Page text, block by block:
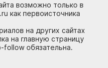
возможно только в
как первоисточника
на других сайтах
на главную страницу
follow обязательна.